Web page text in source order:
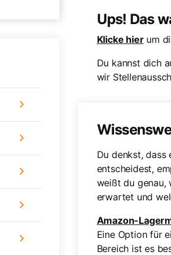
Ups! Das
Klicke hierum
Du kannst dich
wir
Du denkst,
entscheidest,
weißt du genau,
erwartet und
Amazon-
Eine Option für
Bereich ist es